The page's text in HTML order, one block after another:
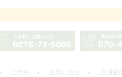
お問い合せ 交通案内